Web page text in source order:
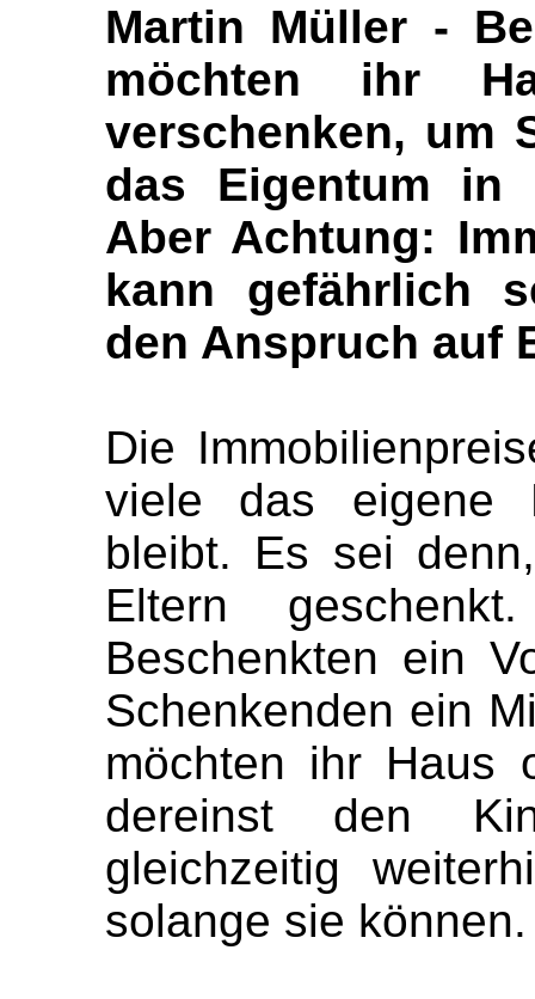
Martin Müller -
möchten ihr
verschenken, um
das Eigentum in
Aber Achtung:
kann gefährlich
den Anspruch auf
Die
viele das eigene
bleibt. Es sei
Eltern
Beschenkten ein
Schenkenden ein
möchten ihr Haus
dereinst den
gleichzeitig
solange sie können.